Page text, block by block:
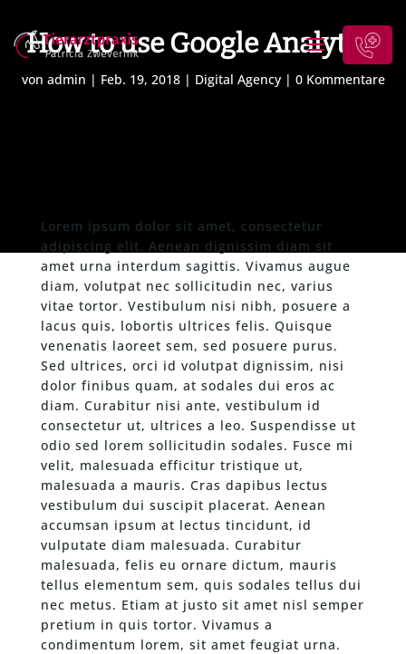
How to use Google Analytics
von admin | Feb. 19, 2018| Digital Agency| 0 Kommentare
Lorem ipsum dolor sit amet, consectetur
adipiscing elit. Aenean dignissim diam sit
amet urna interdum sagittis. Vivamus augue
diam, volutpat nec sollicitudin nec, varius
vitae tortor. Vestibulum nisi nibh, posuere a
lacus quis, lobortis ultrices felis. Quisque
venenatis laoreet sem, sed posuere purus.
Sed ultrices, orci id volutpat dignissim, nisi
dolor finibus quam, at sodales dui eros ac
diam. Curabitur nisi ante, vestibulum id
consectetur ut, ultrices a leo. Suspendisse ut
odio sed lorem sollicitudin sodales. Fusce mi
velit, malesuada efficitur tristique ut,
malesuada a mauris. Cras dapibus lectus
vestibulum dui suscipit placerat. Aenean
accumsan ipsum at lectus tincidunt, id
vulputate diam malesuada. Curabitur
malesuada, felis eu ornare dictum, mauris
tellus elementum sem, quis sodales tellus dui
nec metus. Etiam at justo sit amet nisl semper
pretium in quis tortor. Vivamus a
condimentum lorem, sit amet feugiat urna.